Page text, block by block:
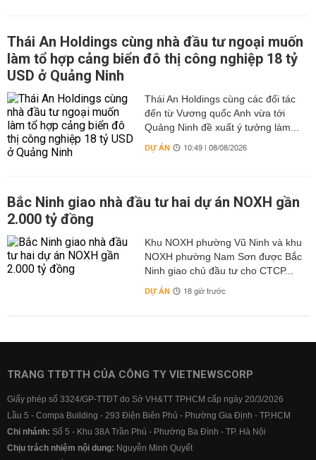
Thái An Holdings cùng nhà đầu tư ngoại muốn
làm tổ hợp cảng biển đô thị công nghiệp 18 tỷ
USD ở Quảng Ninh
Thái An Holdings cùng các đối tác
đến từ Vương quốc Anh vừa tới
Quảng Ninh đề xuất ý tưởng làm...
DỰ ÁN 10:49 | 08/08/2026
Bắc Ninh giao nhà đầu tư hai dự án NOXH gần
2.000 tỷ đồng
Khu NOXH phường Vũ Ninh và khu
NOXH phường Nam Sơn được Bắc
Ninh giao chủ đầu tư cho CTCP...
DỰ ÁN 18 giờ trước
TRANG TTĐTTH CỦA CÔNG TY VIETNEWSCORP
Giấy phép số 3324/GP-TTĐT do Sở VH&TT TPHCM cấp ngày 20/3/2026
Lầu 5 - Compa Building - 293 Điện Biên Phủ - Phường Gia Định - TP.HCM
Chi nhánh: Số 5 - Khu 38A Trần Phú - Phường Ba Đình - TP. Hà Nội
Chịu trách nhiệm nội dung: Nguyễn Minh Quyết